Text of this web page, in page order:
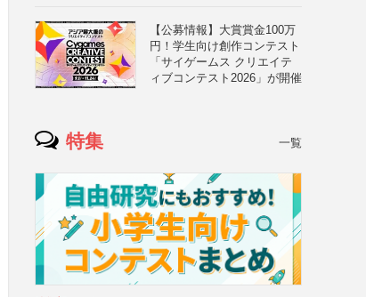
【公募情報】大賞賞金100万
円！学生向け創作コンテスト
「サイゲームス クリエイテ
ィブコンテスト2026」が開催
特集 一覧